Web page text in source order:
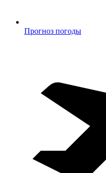
Прогноз погоды